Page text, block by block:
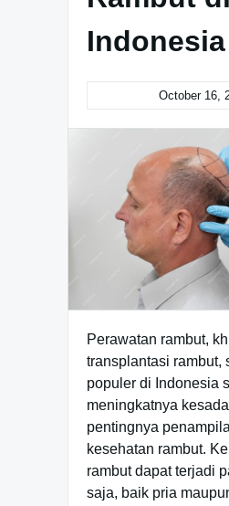
Indonesia
October 16,
Perawatan rambut,
transplantasi rambut,
populer di Indonesia
meningkatnya
pentingnya
kesehatan rambut.
rambut dapat terjadi
saja, baik pria